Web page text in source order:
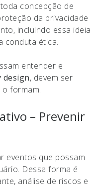
concepção de
da privacidade
incluindo essa ideia
conduta ética.
entender e
design, devem ser
formam.
– Prevenir
eventos que possam
Dessa forma é
análise de riscos e